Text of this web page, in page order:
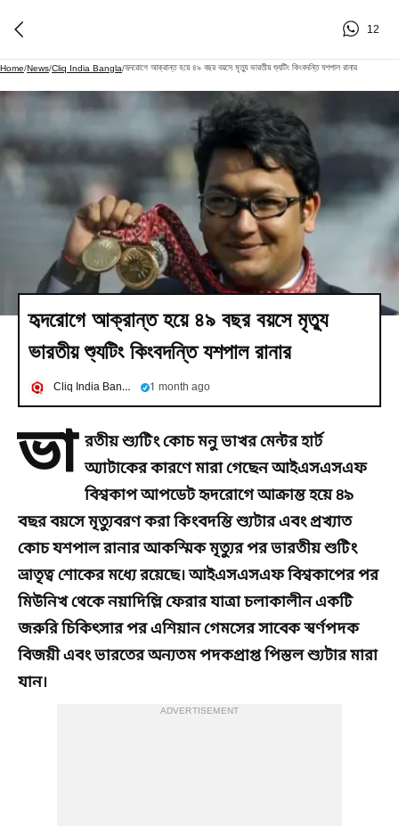
12
Home/News/Cliq India Bangla/হৃদরোগে আক্রান্ত হয়ে ৪৯ বছর বয়সে মৃত্যু ভারতীয় শ্যুটিং কিংবদন্তি যশপাল রানার
হৃদরোগে আক্রান্ত হয়ে ৪৯ বছর বয়সে মৃত্যু
ভারতীয় শ্যুটিং কিংবদন্তি যশপাল রানার
Cliq India Bangla 1 month ago
ভা রতীয় শ্যুটিং কোচ মনু ভাখর মেন্টর হার্ট
অ্যাটাকের কারণে মারা গেছেন আইএসএসএফ
বিশ্বকাপ আপডেট হৃদরোগে আক্রান্ত হয়ে ৪৯
বছর বয়সে মৃত্যুবরণ করা কিংবদন্তি শ্যুটার এবং প্রখ্যাত
কোচ যশপাল রানার আকস্মিক মৃত্যুর পর ভারতীয় শুটিং
ভ্রাতৃত্ব শোকের মধ্যে রয়েছে। আইএসএসএফ বিশ্বকাপের পর
মিউনিখ থেকে নয়াদিল্লি ফেরার যাত্রা চলাকালীন একটি
জরুরি চিকিৎসার পর এশিয়ান গেমসের সাবেক স্বর্ণপদক
বিজয়ী এবং ভারতের অন্যতম পদকপ্রাপ্ত পিস্তল শ্যুটার মারা
যান।
ADVERTISEMENT